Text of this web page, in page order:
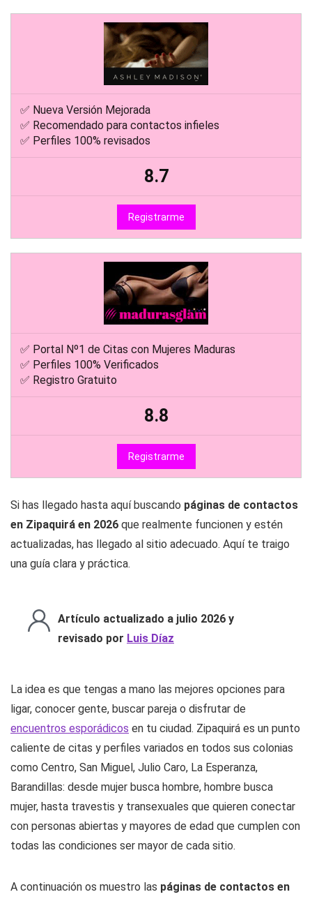
✅ Nueva Versión Mejorada
✅ Recomendado para contactos infieles
✅ Perfiles 100% revisados
8.7
Registrarme
✅ Portal Nº1 de Citas con Mujeres Maduras
✅ Perfiles 100% Verificados
✅ Registro Gratuito
8.8
Registrarme
Si has llegado hasta aquí buscando páginas de contactos
en Zipaquirá en 2026 que realmente funcionen y estén
actualizadas, has llegado al sitio adecuado. Aquí te traigo
una guía clara y práctica.
Artículo actualizado a julio 2026 y
revisado por Luis Díaz
La idea es que tengas a mano las mejores opciones para
ligar, conocer gente, buscar pareja o disfrutar de
encuentros esporádicos en tu ciudad. Zipaquirá es un punto
caliente de citas y perfiles variados en todos sus colonias
como Centro, San Miguel, Julio Caro, La Esperanza,
Barandillas: desde mujer busca hombre, hombre busca
mujer, hasta travestis y transexuales que quieren conectar
con personas abiertas y mayores de edad que cumplen con
todas las condiciones ser mayor de cada sitio.
A continuación os muestro las páginas de contactos en